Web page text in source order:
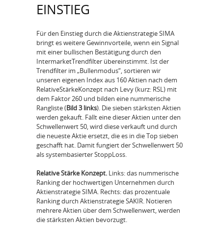
EINSTIEG
Für den Einstieg durch die Aktienstrategie SIMA
bringt es weitere Gewinnvorteile, wenn ein Signal
mit einer bullischen Bestätigung durch den
Intermarket­Trendfilter übereinstimmt. Ist der
Trendfilter im „Bullenmodus“, sortieren wir
unseren eigenen Index aus 160 Aktien nach dem
Relative­Stärke­Konzept nach Levy (kurz: RSL) mit
dem Faktor 260 und bilden eine nummerische
Rangliste (Bild 3 links). Die sieben stärksten Aktien
werden gekauft. Fällt eine dieser Aktien unter den
Schwellenwert 50, wird diese verkauft und durch
die neueste Aktie ersetzt, die es in die Top sieben
geschafft hat. Damit fungiert der Schwellenwert 50
als systembasierter Stopp­Loss.
Relative Stärke Konzept. Links: das nummerische
Ranking der hochwertigen Unternehmen durch
Aktienstrategie SIMA. Rechts: das prozentuale
Ranking durch Aktienstrategie SAKIR. Notieren
mehrere Aktien über dem Schwellenwert, werden
die stärksten Aktien bevorzugt.